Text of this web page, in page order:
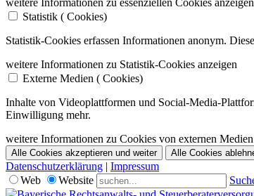
weitere Informationen zu essenziellen Cookies anzeigen
Statistik ( Cookies)
Statistik-Cookies erfassen Informationen anonym.
weitere Informationen zu Statistik-Cookies anzeigen
Externe Medien ( Cookies)
Inhalte von Videoplattformen und Social-Media-
Einwilligung mehr.
weitere Informationen zu Cookies von externen
Alle Cookies akzeptieren und weiter Alle Cookies
Datenschutzerklärung | Impressum
Web
Website